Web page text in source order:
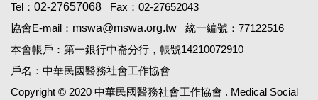
Tel： 02-27657068
Fax：02-27652043
協會E-mail： mswa@mswa.org.tw
統一編號：77122516
本會帳戶：第一銀行中崙分行，帳號14210072910
戶名：中華民國醫務社會工作協會
Copyright © 2020 中華民國醫務社會工作協會 . Medical Social